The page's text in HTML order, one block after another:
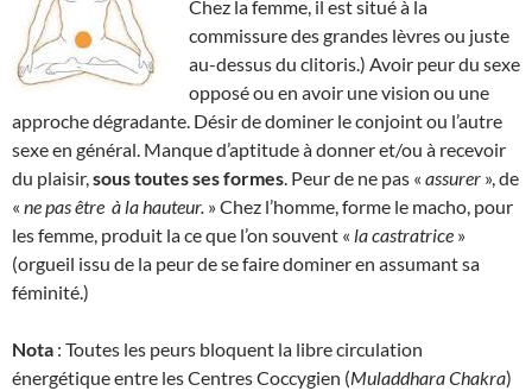
Chez la femme, il est situé à la
commissure des grandes lèvres ou juste
au-dessus du clitoris.) Avoir peur du sexe
opposé ou en avoir une vision ou une
approche dégradante. Désir de dominer le conjoint ou l’autre
sexe en général. Manque d’aptitude à donner et/ou à recevoir
du plaisir,sous toutes ses formes. Peur de ne pas « assurer », de
« ne pas être à la hauteur. » Chez l’homme, forme le macho, pour
les femme, produit la ce que l’on souvent « lacastratrice »
(orgueil issu de la peur de se faire dominer en assumant sa
féminité.)
Nota : Toutes les peurs bloquent la libre circulation
énergétique entre les Centres Coccygien (Muladdhara Chakra)